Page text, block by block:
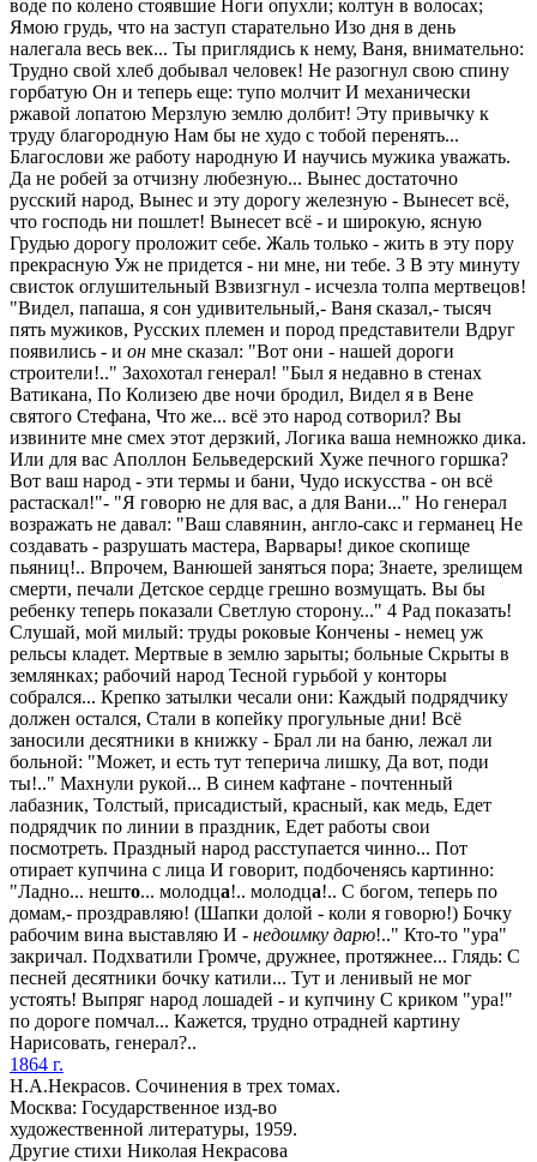
воде по колено стоявшие Ноги опухли; колтун в волосах;
Ямою грудь, что на заступ старательно Изо дня в день
налегала весь век... Ты приглядись к нему, Ваня, внимательно:
Трудно свой хлеб добывал человек! Не разогнул свою спину
горбатую Он и теперь еще: тупо молчит И механически
ржавой лопатою Мерзлую землю долбит! Эту привычку к
труду благородную Нам бы не худо с тобой перенять...
Благослови же работу народную И научись мужика уважать.
Да не робей за отчизну любезную... Вынес достаточно
русский народ, Вынес и эту дорогу железную - Вынесет всё,
что господь ни пошлет! Вынесет всё - и широкую, ясную
Грудью дорогу проложит себе. Жаль только - жить в эту пору
прекрасную Уж не придется - ни мне, ни тебе. 3 В эту минуту
свисток оглушительный Взвизгнул - исчезла толпа мертвецов!
"Видел, папаша, я сон удивительный,- Ваня сказал,- тысяч
пять мужиков, Русских племен и пород представители Вдруг
появились - и он мне сказал: "Вот они - нашей дороги
строители!.." Захохотал генерал! "Был я недавно в стенах
Ватикана, По Колизею две ночи бродил, Видел я в Вене
святого Стефана, Что же... всё это народ сотворил? Вы
извините мне смех этот дерзкий, Логика ваша немножко дика.
Или для вас Аполлон Бельведерский Хуже печного горшка?
Вот ваш народ - эти термы и бани, Чудо искусства - он всё
растаскал!"- "Я говорю не для вас, а для Вани..." Но генерал
возражать не давал: "Ваш славянин, англо-сакс и германец Не
создавать - разрушать мастера, Варвары! дикое скопище
пьяниц!.. Впрочем, Ванюшей заняться пора; Знаете, зрелищем
смерти, печали Детское сердце грешно возмущать. Вы бы
ребенку теперь показали Светлую сторону..." 4 Рад показать!
Слушай, мой милый: труды роковые Кончены - немец уж
рельсы кладет. Мертвые в землю зарыты; больные Скрыты в
землянках; рабочий народ Тесной гурьбой у конторы
собрался... Крепко затылки чесали они: Каждый подрядчику
должен остался, Стали в копейку прогульные дни! Всё
заносили десятники в книжку - Брал ли на баню, лежал ли
больной: "Может, и есть тут теперича лишку, Да вот, поди
ты!.." Махнули рукой... В синем кафтане - почтенный
лабазник, Толстый, присадистый, красный, как медь, Едет
подрядчик по линии в праздник, Едет работы свои
посмотреть. Праздный народ расступается чинно... Пот
отирает купчина с лица И говорит, подбоченясь картинно:
"Ладно... нешто... молодца!.. молодца!.. С богом, теперь по
домам,- проздравляю! (Шапки долой - коли я говорю!) Бочку
рабочим вина выставляю И - недоимку дарю!.." Кто-то "ура"
закричал. Подхватили Громче, дружнее, протяжнее... Глядь: С
песней десятники бочку катили... Тут и ленивый не мог
устоять! Выпряг народ лошадей - и купчину С криком "ура!"
по дороге помчал... Кажется, трудно отрадней картину
Нарисовать, генерал?..
1864 г.
Н.А.Некрасов. Сочинения в трех томах.
Москва: Государственное изд-во
художественной литературы, 1959.
Другие стихи Николая Некрасова